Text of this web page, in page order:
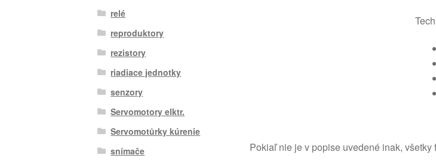
Pokiaľ nie je v popise uvedené inak, všetky
relé
reproduktory
rezistory
riadiace jednotky
senzory
Servomotory elktr.
Servomotůrky kúrenie
snímače